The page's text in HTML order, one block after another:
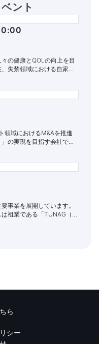
ント
の健康とQOLの向上を目
失禁領域における自家細
領域におけるM&Aを推進
の実現を目指す会社で
事業を展開しています。
めるITサービスです。
おり、従業員の定着率向上
ら
シー